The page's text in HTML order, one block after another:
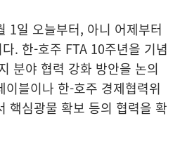
1일 오늘부터, 아니 어제부터
. 한-호주 FTA 10주년을 기념
분야 협력 강화 방안을 논의
블이나 한-호주 경제협력위
핵심광물 확보 등의 협력을 확